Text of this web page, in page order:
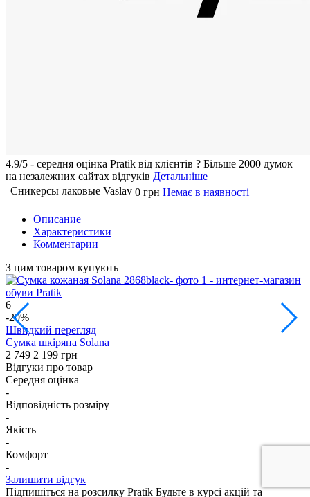
4.9/5 - середня оцiнка Pratik вiд клієнтів ? Більше 2000 думок
на незалежних сайтах відгуків Детальніше
Сникерсы лаковые Vaslav 0 грн Немає в наявності
Описание
Характеристики
Комментарии
З цим товаром купують
6
-20%
Швидкий перегляд
Сумка шкіряна Solana
2 749 2 199 грн
Відгуки про товар
Середня оцінка
-
Відповідність розміру
-
Якість
-
Комфорт
-
Залишити відгук
Підпишіться на розсилку Pratik Будьте в курсі акцій та